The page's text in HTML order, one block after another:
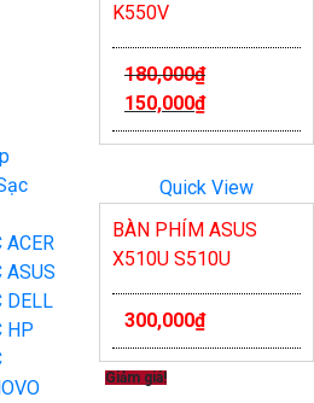
ACER
ASUS
DELL
HP
K550V
180,000₫
150,000₫
Quick View
BÀN PHÍM ASUS
X510U S510U
300,000₫
Giảm giá!